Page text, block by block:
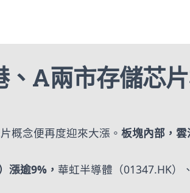
A兩市存儲芯
概念便再度迎來大漲。 板塊內部，
漲逾9%， 華虹半導體（01347.HK）